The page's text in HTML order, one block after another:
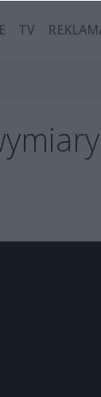
TV